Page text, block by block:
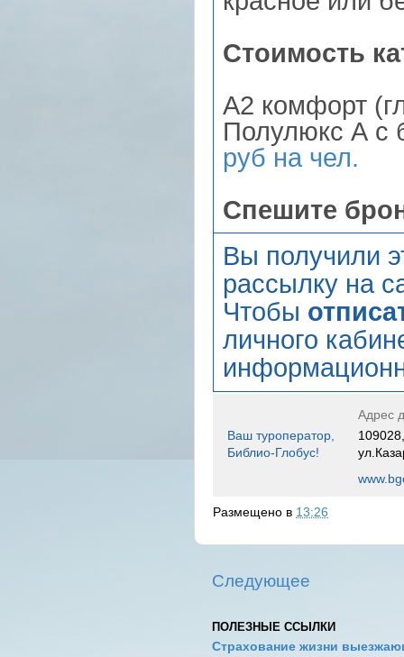
Стоимость
А2 комфорт
Полулюкс А с
руб на чел.
Спешите
Вы получили
рассылку на
Чтобы
личного
Адрес
Ваш туроператор,
Библио-Глобус!
Размещено в 13:26
Следующее
ПОЛЕЗНЫЕ ССЫЛКИ
Страхование жизни